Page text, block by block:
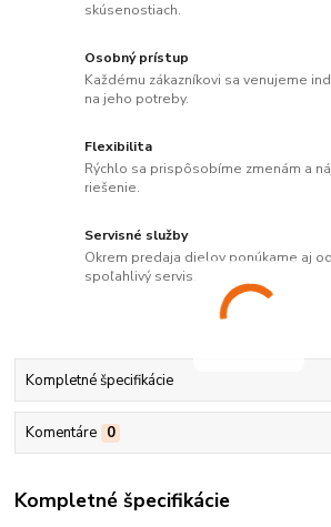
skúsenostiach.
Osobný prístup
Každému zákazníkovi sa venujeme
na jeho potreby.
Flexibilita
Rýchlo sa prispôsobíme zmenám a
riešenie.
Servisné služby
Okrem predaja dielov ponúkame aj
spoľahlivý servis.
Kompletné špecifikácie
Komentáre 0
Kompletné špecifikácie